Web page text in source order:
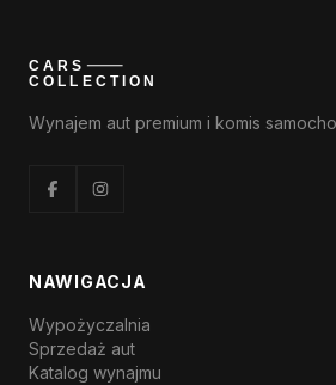
Wynajem aut premium i komis
NAWIGACJA
Wypożyczalnia
Sprzedaż aut
Katalog wynajmu